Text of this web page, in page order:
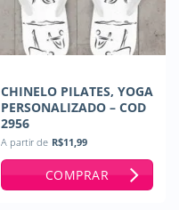
CHINELO PILATES, YOGA
PERSONALIZADO – COD
2956
A partir de R$11,99
COMPRAR